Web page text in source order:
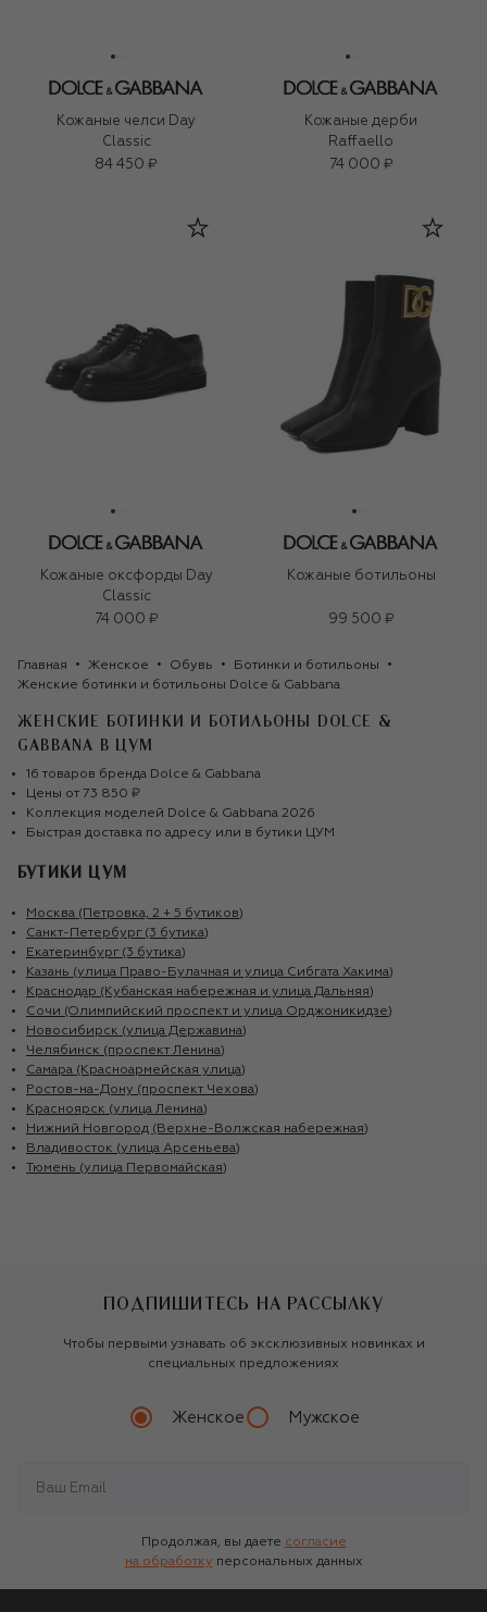
Кожаные челси Day
Classic
84 450 ₽
Кожаные дерби
Raffaello
74 000 ₽
Кожаные оксфорды Day
Classic
74 000 ₽
Кожаные ботильоны
99 500 ₽
Главная Женское Обувь
Ботинки и ботильоны
Женские ботинки и ботильоны Dolce & Gabbana
ЖЕНСКИЕ БОТИНКИ И БОТИЛЬОНЫ DOLCE &
GABBANA
В ЦУМ
16 товаров бренда Dolce & Gabbana
Цены от 73 850 ₽
Коллекция моделей Dolce & Gabbana 2026
Быстрая доставка по адресу или в бутики ЦУМ
БУТИКИ ЦУМ
Москва (Петровка, 2 + 5 бутиков)
Санкт-Петербург (3 бутика)
Екатеринбург (3 бутика)
Казань (улица Право-Булачная и улица Сибгата Хакима)
Краснодар (Кубанская набережная и улица Дальняя)
Сочи (Олимпийский проспект и улица Орджоникидзе)
Новосибирск (улица Державина)
Челябинск (проспект Ленина)
Самара (Красноармейская улица)
Ростов-на-Дону (проспект Чехова)
Красноярск (улица Ленина)
Нижний Новгород (Верхне-Волжская набережная)
Владивосток (улица Арсеньева)
Тюмень (улица Первомайская)
ПОДПИШИТЕСЬ НА РАССЫЛКУ
Чтобы первыми узнавать об эксклюзивных новинках и
специальных предложениях
Женское Мужское
Продолжая, вы даете согласие
на обработку персональных данных